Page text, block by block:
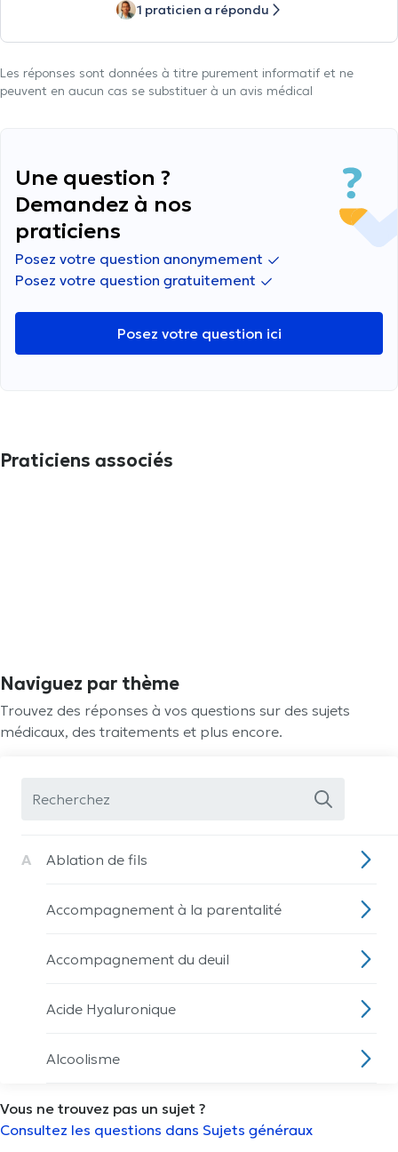
1 praticien a répondu
Les réponses sont données à titre purement informatif et ne
peuvent en aucun cas se substituer à un avis médical
Une question ?
Demandez à nos
praticiens
Posez votre question anonymement
Posez votre question gratuitement
Posez votre question ici
Praticiens associés
Naviguez par thème
Trouvez des réponses à vos questions sur des sujets
médicaux, des traitements et plus encore.
A Ablation de fils
Accompagnement à la parentalité
Accompagnement du deuil
Acide Hyaluronique
Alcoolisme
Allaitement
Vous ne trouvez pas un sujet ?
Consultez les questions dans Sujets généraux